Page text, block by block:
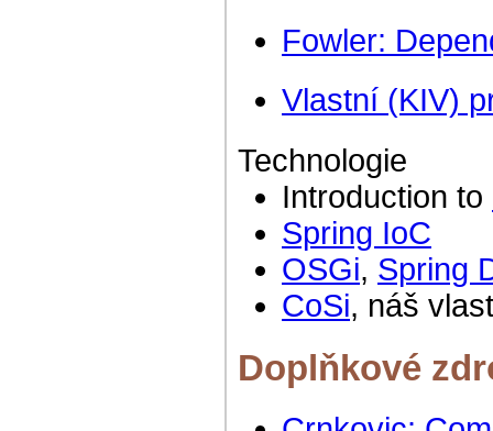
Fowler:
Vlastní (KIV)
Technologie
Introduction to
Spring IoC
OSGi, Spring
CoSi, náš
Doplňkové